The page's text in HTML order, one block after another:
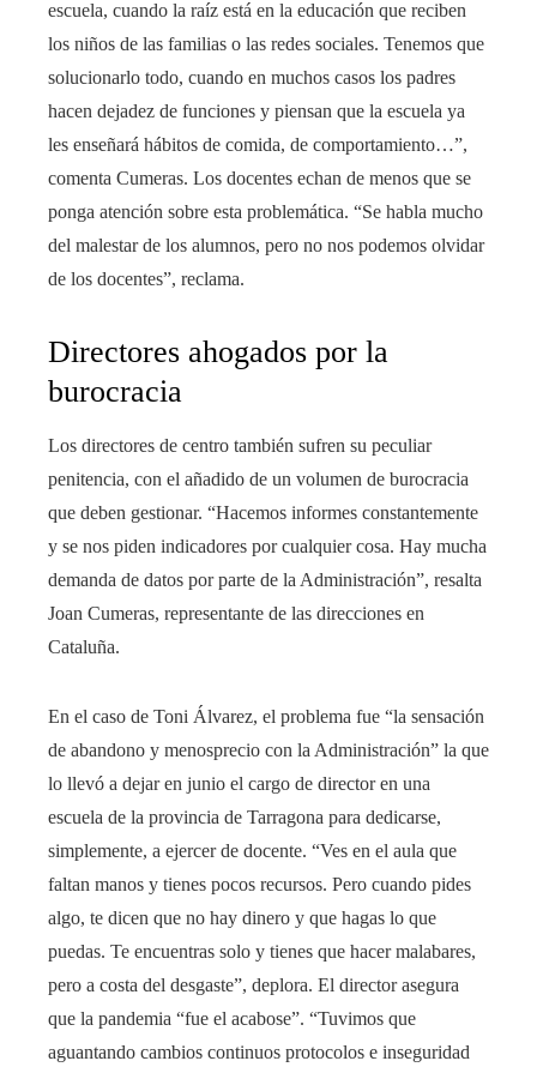
escuela, cuando la raíz está en la educación que reciben
los niños de las familias o las redes sociales. Tenemos que
solucionarlo todo, cuando en muchos casos los padres
hacen dejadez de funciones y piensan que la escuela ya
les enseñará hábitos de comida, de comportamiento…”,
comenta Cumeras. Los docentes echan de menos que se
ponga atención sobre esta problemática. “Se habla mucho
del malestar de los alumnos, pero no nos podemos olvidar
de los docentes”, reclama.
Directores ahogados por la
burocracia
Los directores de centro también sufren su peculiar
penitencia, con el añadido de un volumen de burocracia
que deben gestionar. “Hacemos informes constantemente
y se nos piden indicadores por cualquier cosa. Hay mucha
demanda de datos por parte de la Administración”, resalta
Joan Cumeras, representante de las direcciones en
Cataluña.
En el caso de Toni Álvarez, el problema fue “la sensación
de abandono y menosprecio con la Administración” la que
lo llevó a dejar en junio el cargo de director en una
escuela de la provincia de Tarragona para dedicarse,
simplemente, a ejercer de docente. “Ves en el aula que
faltan manos y tienes pocos recursos. Pero cuando pides
algo, te dicen que no hay dinero y que hagas lo que
puedas. Te encuentras solo y tienes que hacer malabares,
pero a costa del desgaste”, deplora. El director asegura
que la pandemia “fue el acabose”. “Tuvimos que
aguantando cambios continuos protocolos e inseguridad